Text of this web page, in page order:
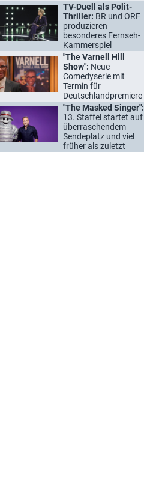
TV-Duell als Polit-
Thriller: BR und ORF
produzieren
besonderes Fernseh-
Kammerspiel
"The Varnell Hill
Show": Neue
Comedyserie mit
Termin für
Deutschlandpremiere
"The Masked Singer":
13. Staffel startet auf
überraschendem
Sendeplatz und viel
früher als zuletzt